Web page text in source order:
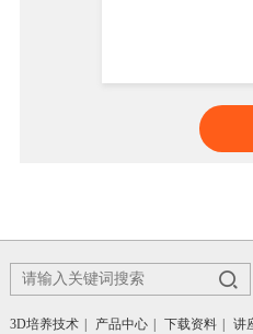
3D培养技术 产品中心 下载资料 讲